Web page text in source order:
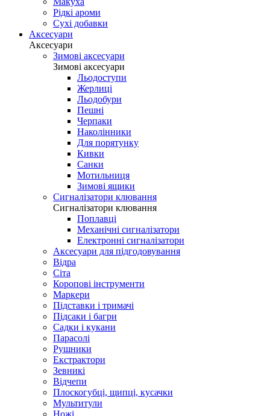
Рідкі ароми
Сухі добавки
Аксесуари
Аксесуари
Зимові аксесуари
Зимові аксесуари
Льодоступи
Жерлиці
Льодобури
Пешні
Черпаки
Наколінники
Для порятунку
Кивки
Санки
Мотильниця
Зимові ящики
Сигналізатори клювання
Сигналізатори клювання
Поплавці
Механічні сигналізатори
Електронні сигналізатори
Аксесуари для підгодовування
Відра
Сіта
Коропові інструменти
Маркери
Підставки і тримачі
Підсаки і багри
Садки і кукани
Парасолі
Рушники
Екстрактори
Зевникі
Відчепи
Плоскогубці, щипці, кусачки
Мультитули
Ножі